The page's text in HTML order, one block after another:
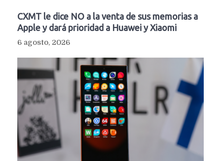
CXMT le dice NO a la venta de sus memorias a
Apple y dará prioridad a Huawei y Xiaomi
6 agosto, 2026